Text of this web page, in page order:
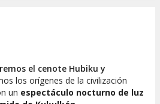
el cenote Hubiku y
los orígenes de la civilización
un espectáculo nocturno de luz